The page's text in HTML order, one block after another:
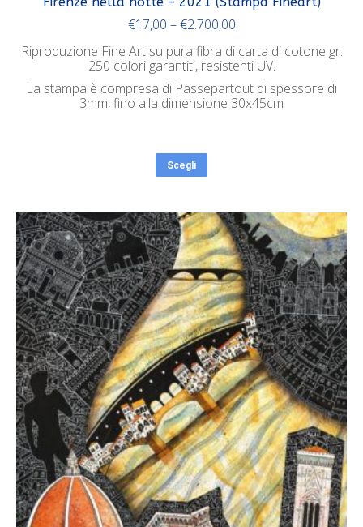
€17,00 –€2.700,00
Riproduzione Fine Art su pura fibra di carta di cotone gr.
250 colori garantiti, resistenti UV.
La stampa è compresa di Passepartout di spessore di
3mm, fino alla dimensione 30x45cm
Scegli